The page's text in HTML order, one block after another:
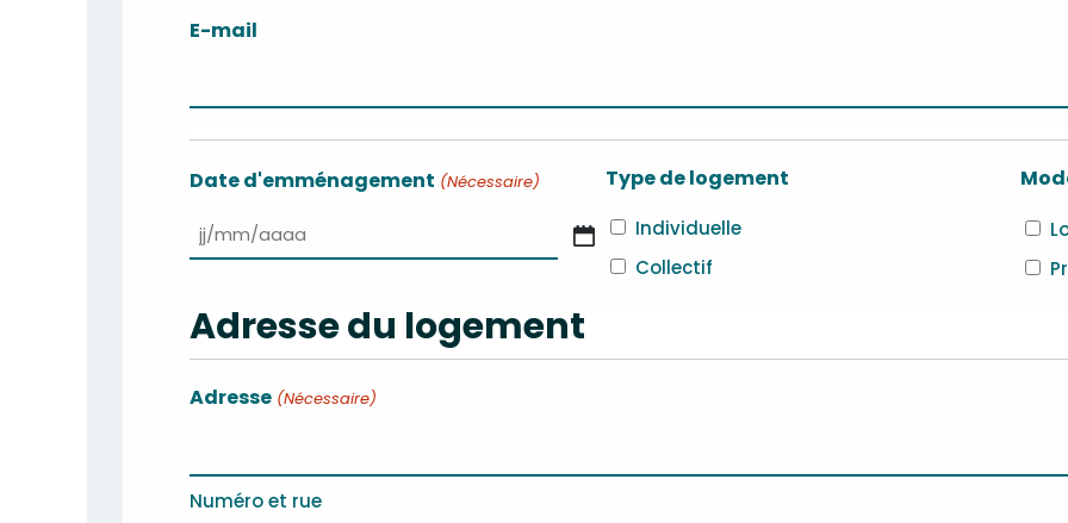
AAAA
E-mail
Date d'emménagement (Nécessaire)
JJ
MM
slash
AAAA
Type de logement
Individuelle
Collectif
Adresse du logement
Adresse (Nécessaire)
Numéro et rue